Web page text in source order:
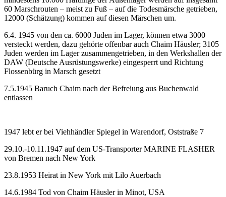
60 Marschrouten – meist zu Fuß – auf die Todesmärsche getrieben,
12000 (Schätzung) kommen auf diesen Märschen um.
6.4. 1945 von den ca. 6000 Juden im Lager, können etwa 3000
versteckt werden, dazu gehörte offenbar auch Chaim Häusler; 3105
Juden werden im Lager zusammengetrieben, in den Werkshallen der
DAW (Deutsche Ausrüstungswerke) eingesperrt und Richtung
Flossenbürg in Marsch gesetzt
7.5.1945 Baruch Chaim nach der Befreiung aus Buchenwald
entlassen
1947 lebt er bei Viehhändler Spiegel in Warendorf, Oststraße 7
29.10.-10.11.1947 auf dem US-Transporter MARINE FLASHER
von Bremen nach New York
23.8.1953 Heirat in New York mit Lilo Auerbach
14.6.1984 Tod von Chaim Häusler in Minot, USA